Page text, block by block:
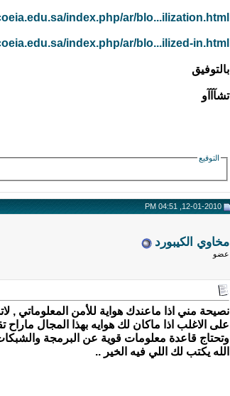
index.php/ar/blo...ilization.html
index.php/ar/blo...ilized-in.html
بالتوفيق
تشآآآو
التوقيع
مخاوي الكيبورد
عضو
نصيحة مني اذا ماعندك هواية للأمن المعلوماتي ,
على الاغلب اذا ماكان لك هوايه بهذا المجال ماراح
وتحتاج قاعدة معلومات قوية عن البرمجة
الله يكتب لك اللي فيه الخير ..